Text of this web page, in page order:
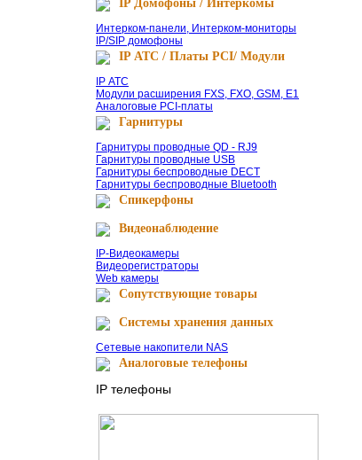
IP Домофоны / Интеркомы
Интерком-панели, Интерком-мониторы
IP/SIP домофоны
IP АТС / Платы PCI/ Модули
IP АТС
Модули расширения FXS, FXO, GSM, E1
Аналоговые PCI-платы
Гарнитуры
Гарнитуры проводные QD - RJ9
Гарнитуры проводные USB
Гарнитуры беспроводные DECT
Гарнитуры беспроводные Bluetooth
Спикерфоны
Видеонаблюдение
IP-Видеокамеры
Видеорегистраторы
Web камеры
Сопутствующие товары
Cистемы хранения данных
Сетевые накопители NAS
Аналоговые телефоны
IP телефоны